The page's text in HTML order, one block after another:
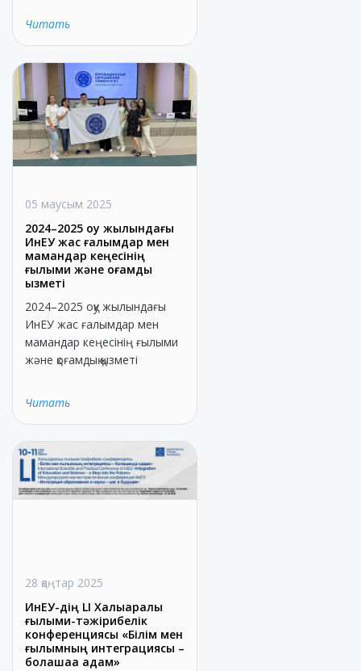
Читать
05 маусым 2025
2024–2025 оқу жылындағы
ИнЕУ жас ғалымдар мен
мамандар кеңесінің
ғылыми және қоғамдық
қызметі
2024–2025 оқу жылындағы
ИнЕУ жас ғалымдар мен
мамандар кеңесінің ғылыми
және қоғамдық қызметі
Читать
28 қаңтар 2025
ИнЕУ-дің LI Халықаралық
ғылыми-тәжірибелік
конференциясы «Білім мен
ғылымның интеграциясы –
болашаққа қадам»